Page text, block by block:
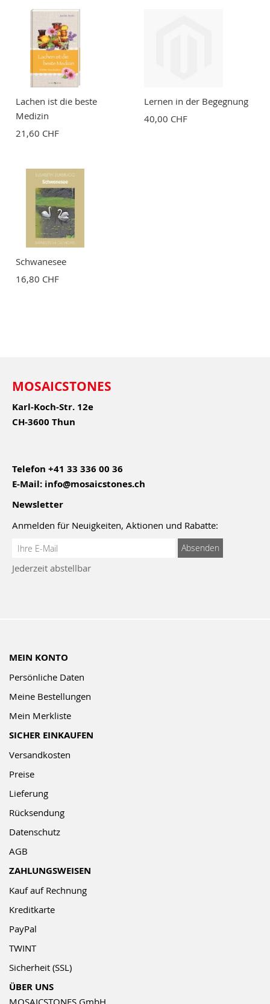
Lachen ist die beste
Medizin
21,60 CHF
Lernen in der Begegnung
40,00 CHF
Schwanesee
16,80 CHF
MOSAICSTONES
Karl-Koch-Str. 12e
CH-3600 Thun
Telefon +41 33 336 00 36
E-Mail: info@mosaicstones.ch
Newsletter
Anmelden für Neuigkeiten, Aktionen und Rabatte:
Anmeldung
Newsletter:
Absenden
Jederzeit abstellbar
MEIN KONTO
Persönliche Daten
Meine Bestellungen
Mein Merkliste
SICHER EINKAUFEN
Versandkosten
Preise
Lieferung
Rücksendung
Datenschutz
AGB
ZAHLUNGSWEISEN
Kauf auf Rechnung
Kreditkarte
PayPal
TWINT
Sicherheit (SSL)
ÜBER UNS